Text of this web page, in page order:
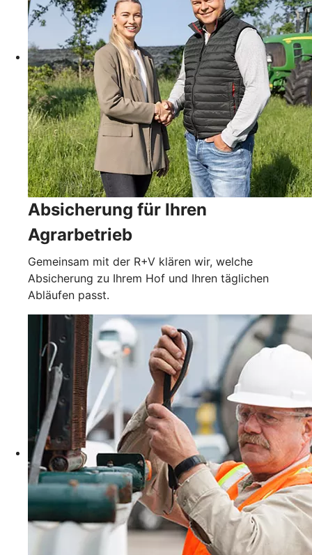
Absicherung für Ihren
Agrarbetrieb
Gemeinsam mit der R+V klären wir, welche
Absicherung zu Ihrem Hof und Ihren täglichen
Abläufen passt.